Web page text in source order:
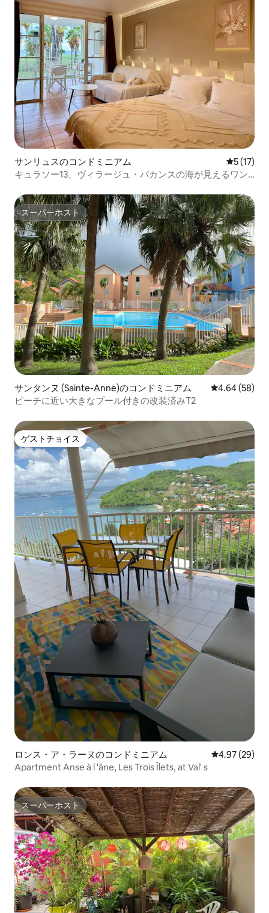
サンリュスのコンドミニアム レビュー
5 (17)
キュラソー13、ヴィラージュ・バカンスの海が見えるワン
スーパーホスト
スーパーホスト
サンタンヌ (Sainte-Anne)のコンドミニアム レビュー58
4.64 (58)
ビーチに近い大きなプール付きの改装済みT2
ゲストチョイス
ゲストチョイス
ロンス・ア・ラーヌのコンドミニアム レビュー29
4.97 (29)
Apartment Anse à l 'âne, Les Trois Îlets, at Val' s
スーパーホスト
スーパーホスト